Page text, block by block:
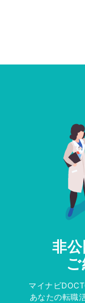
非
マイナビ
あなたの転職